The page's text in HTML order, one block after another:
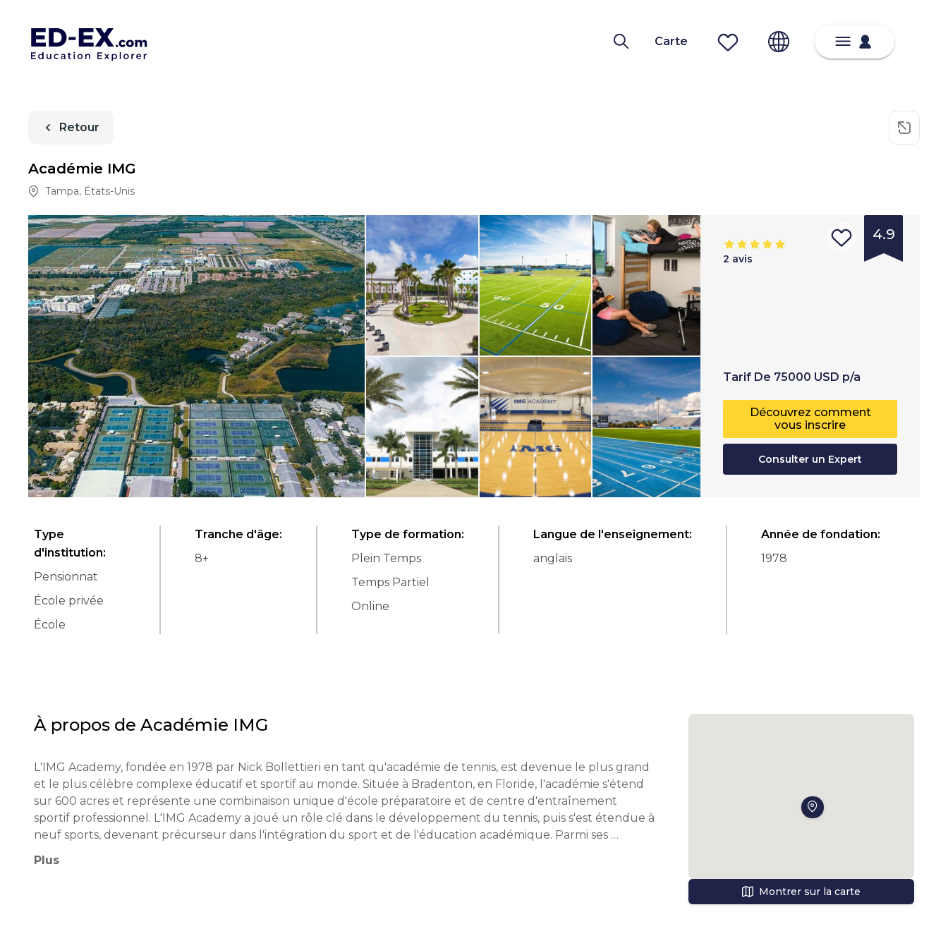
Carte
Retour
Académie IMG
Tampa, États-Unis
4.9
2 avis
Tarif De 75000 USD p/a
Découvrez comment
vous inscrire
Consulter un Expert
Type
d'institution:
Pensionnat
École privée
École
Tranche d'âge:
8+
Type de formation:
Plein Temps
Temps Partiel
Online
Langue de l'enseignement:
anglais
Année de fondation:
1978
À propos de Académie IMG
L'IMG Academy, fondée en 1978 par Nick Bollettieri en tant qu'académie de tennis, est devenue le plus grand
et le plus célèbre complexe éducatif et sportif au monde. Située à Bradenton, en Floride, l'académie s'étend
sur 600 acres et représente une combinaison unique d'école préparatoire et de centre d'entraînement
sportif professionnel. L'IMG Academy a joué un rôle clé dans le développement du tennis, puis s'est étendue à
neuf sports, devenant précurseur dans l'intégration du sport et de l'éducation académique. Parmi ses
Maria Sharapova, Serena et Venus Williams, ainsi que des footballeurs et des joueurs de baseball évoluant
Plus
Montrer sur la carte